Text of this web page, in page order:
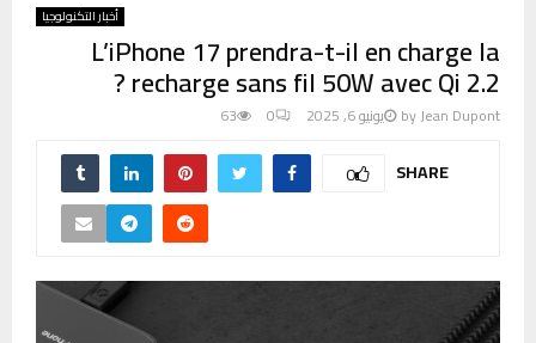
أخبار التكنولوجيا
L’iPhone 17 prendra-t-il en charge la
recharge sans fil 50W avec Qi 2.2 ?
byJean Dupont يونيو 6, 2025 0
63
SHARE
0